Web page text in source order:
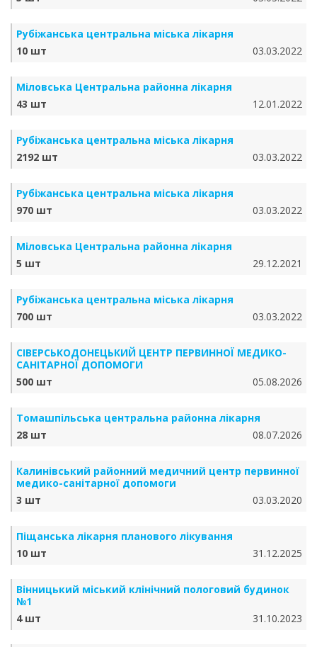
Рубіжанська центральна міська лікарня
10 шт
03.03.2022
Міловська Центральна районна лікарня
43 шт
12.01.2022
Рубіжанська центральна міська лікарня
2192 шт
03.03.2022
Рубіжанська центральна міська лікарня
970 шт
03.03.2022
Міловська Центральна районна лікарня
5 шт
29.12.2021
Рубіжанська центральна міська лікарня
700 шт
03.03.2022
СІВЕРСЬКОДОНЕЦЬКИЙ ЦЕНТР ПЕРВИННОЇ МЕДИКО-
САНІТАРНОЇ ДОПОМОГИ
500 шт
05.08.2026
Томашпільська центральна районна лікарня
28 шт
08.07.2026
Калинівський районний медичний центр первинної
медико-санітарної допомоги
3 шт
03.03.2020
Піщанська лікарня планового лікування
10 шт
31.12.2025
Вінницький міський клінічний пологовий будинок
№1
4 шт
31.10.2023